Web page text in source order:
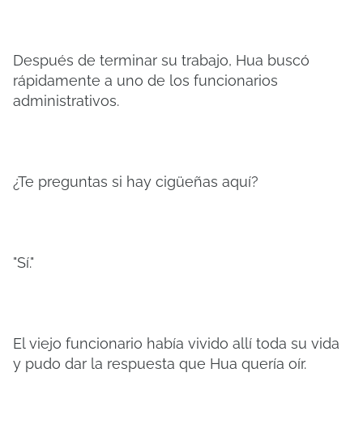
Después de terminar su trabajo, Hua buscó
rápidamente a uno de los funcionarios
administrativos.
¿Te preguntas si hay cigüeñas aquí?
"Sí."
El viejo funcionario había vivido allí toda su vida
y pudo dar la respuesta que Hua quería oír.